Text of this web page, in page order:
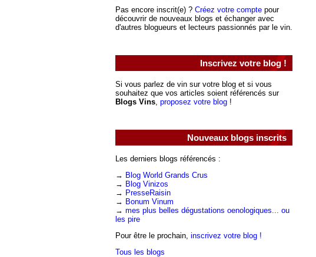
Pas encore inscrit(e) ? Créez votre comptepour
découvrir de nouveaux blogs et échanger avec
d'autres blogueurs et lecteurs passionnés par le vin.
Inscrivez votre blog !
Si vous parlez de vin sur votre blog et si vous
souhaitez que vos articles soient référencés sur
Blogs Vins, proposez votre blog!
Nouveaux blogs inscrits
Les derniers blogs référencés :
→ Blog World Grands Crus
→ Blog Vinizos
→ PresseRaisin
→ Bonum Vinum
→ mes plus belles dégustations oenologiques... ou
les pire
Pour être le prochain, inscrivez votre blog !
Tous les blogs